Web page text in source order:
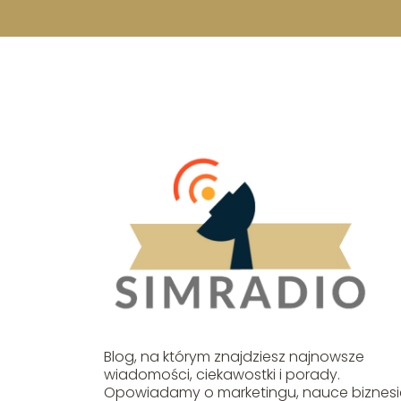
Blog, na którym znajdziesz najnowsze
wiadomości, ciekawostki i porady.
Opowiadamy o marketingu, nauce